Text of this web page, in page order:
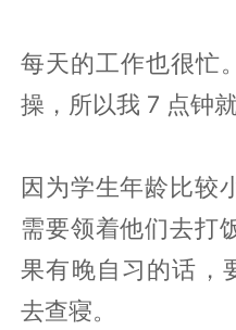
每天的工作也很忙
操，所以我 7 点钟就
因为学生年龄比较
需要领着他们去打
果有晚自习的话，
去查寝。